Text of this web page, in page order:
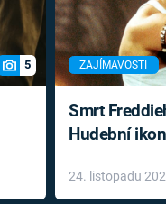
5 ZAJÍMAVOSTI
Smrt
Hudební
léky
24. listopadu